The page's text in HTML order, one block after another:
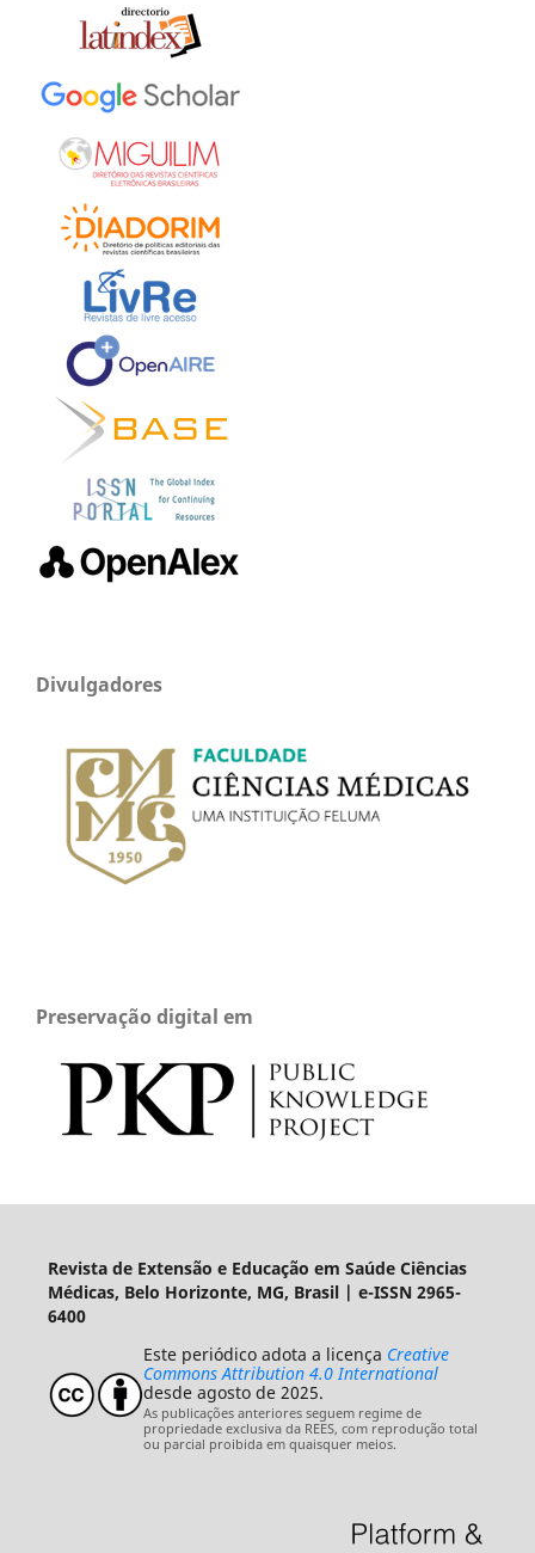
Divulgadores
Preservação digital em
Revista de Extensão e Educação em Saúde Ciências
Médicas, Belo Horizonte, MG, Brasil | e-ISSN 2965-
6400
Este periódico adota a licença Creative
Commons Attribution 4.0 International
desde agosto de 2025.
As publicações anteriores seguem regime de
propriedade exclusiva da REES, com reprodução total
ou parcial proibida em quaisquer meios.